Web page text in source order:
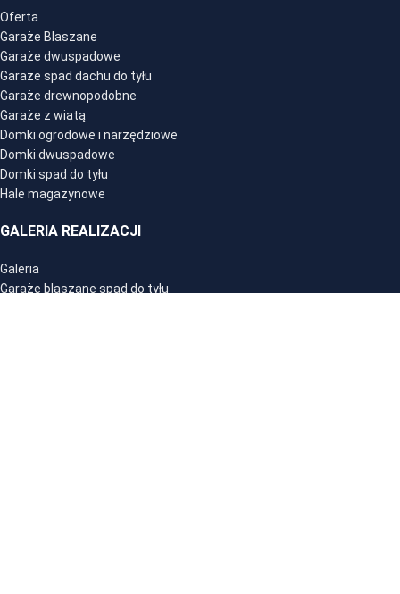
Oferta
Garaże Blaszane
Garaże dwuspadowe
Garaże spad dachu do tyłu
Garaże drewnopodobne
Garaże z wiatą
Domki ogrodowe i narzędziowe
Domki dwuspadowe
Domki spad do tyłu
Hale magazynowe
GALERIA REALIZACJI
Galeria
Garaże blaszane spad do tyłu